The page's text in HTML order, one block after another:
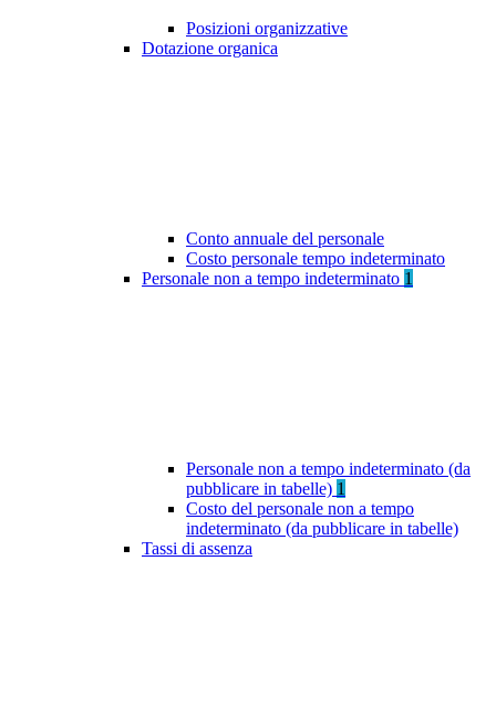
Posizioni organizzative
Dotazione organica
Conto annuale del personale
Costo personale tempo indeterminato
Personale non a tempo indeterminato 1
Personale non a tempo indeterminato (da
pubblicare in tabelle) 1
Costo del personale non a tempo
indeterminato (da pubblicare in tabelle)
Tassi di assenza